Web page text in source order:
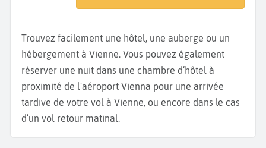
Trouvez facilement une hôtel, une auberge ou un
hébergement à Vienne. Vous pouvez également
réserver une nuit dans une chambre d’hôtel à
proximité de l'aéroport Vienna pour une arrivée
tardive de votre vol à Vienne, ou encore dans le cas
d’un vol retour matinal.